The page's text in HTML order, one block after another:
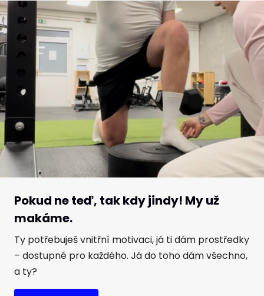
Pokud ne teď, tak kdy jindy! My už
makáme.
Ty potřebuješ vnitřní motivaci, já ti dám prostředky
– dostupné pro každého. Já do toho dám všechno,
a ty?